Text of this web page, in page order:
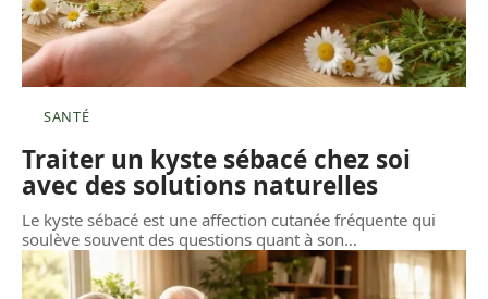
SANTÉ
Traiter un kyste sébacé chez soi
avec des solutions naturelles
Le kyste sébacé est une affection cutanée fréquente qui
soulève souvent des questions quant à son…